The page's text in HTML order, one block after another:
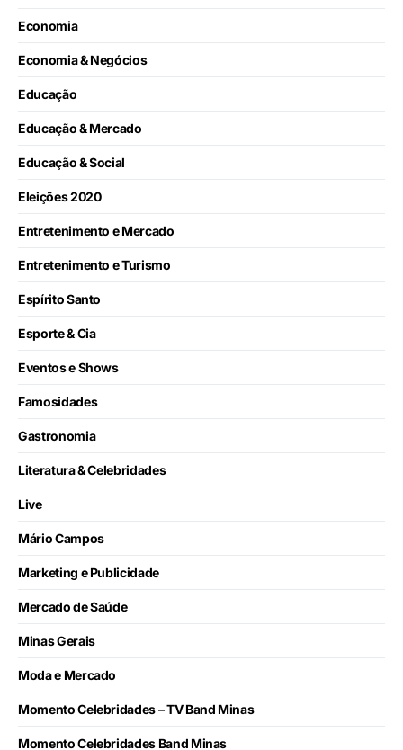
Economia
Economia & Negócios
Educação
Educação & Mercado
Educação & Social
Eleições 2020
Entretenimento e Mercado
Entretenimento e Turismo
Espírito Santo
Esporte & Cia
Eventos e Shows
Famosidades
Gastronomia
Literatura & Celebridades
Live
Mário Campos
Marketing e Publicidade
Mercado de Saúde
Minas Gerais
Moda e Mercado
Momento Celebridades – TV Band Minas
Momento Celebridades Band Minas